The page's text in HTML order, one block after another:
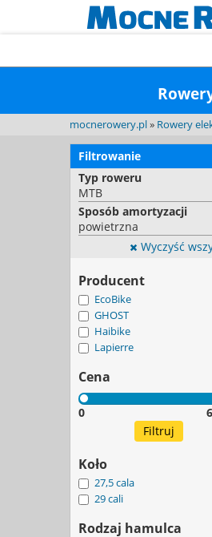
mocnerowery.pl» Rowery
Filtrowanie
Typ roweru
MTB
Sposób amortyzacji
powietrzna
Wyczyść
Producent
EcoBike
GHOST
Haibike
Lapierre
Cena
0
Koło
27,5 cala
29 cali
Rodzaj hamulca